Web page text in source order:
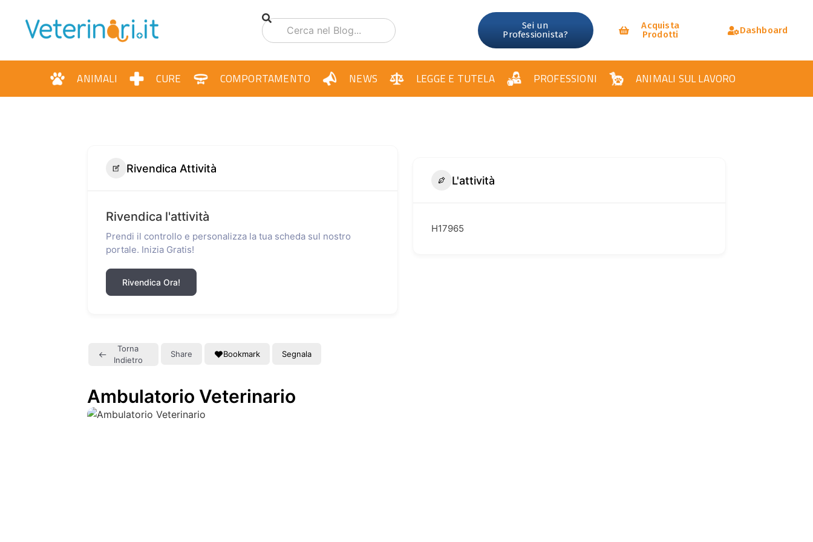
Sei un
Professionista?
Acquista
Prodotti
Dashboard
ANIMALI CURE COMPORTAMENTO NEWS LEGGE E TUTELA PROFESSIONI ANIMALI SUL LAVORO
Rivendica Attività
Rivendica l'attività
Prendi il controllo e personalizza la tua scheda sul nostro
portale. Inizia Gratis!
Rivendica Ora!
Torna
Indietro
Share Bookmark Segnala
Ambulatorio Veterinario
L'attività
Н17965